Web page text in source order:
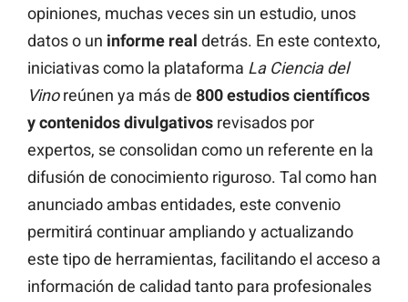
opiniones, muchas veces sin un estudio, unos
datos o un informe real detrás. En este contexto,
iniciativas como la plataforma La Ciencia del
Vinoreúnen ya más de 800 estudios científicos
y contenidos divulgativos revisados por
expertos, se consolidan como un referente en la
difusión de conocimiento riguroso. Tal como han
anunciado ambas entidades, este convenio
permitirá continuar ampliando y actualizando
este tipo de herramientas, facilitando el acceso a
información de calidad tanto para profesionales